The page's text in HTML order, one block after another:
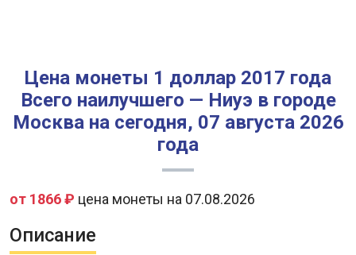
Цена монеты 1 доллар 2017 года
Всего наилучшего — Ниуэ в городе
Москва на сегодня, 07 августа 2026
года
от 1866 ₽ цена монеты на 07.08.2026
Описание